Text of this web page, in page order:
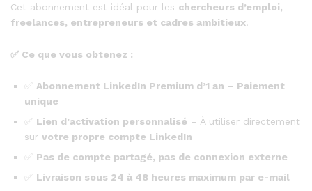
Cet abonnement est idéal pour les chercheurs d’emploi,
freelances, entrepreneurs et cadres ambitieux.
✅ Ce que vous obtenez :
Abonnement LinkedIn Premium d’1 an – Paiement
unique
Lien d’activation personnalisé – À utiliser directement
sur votre propre compte LinkedIn
Pas de compte partagé, pas de connexion externe
Livraison sous 24 à 48 heures maximum par e-mail